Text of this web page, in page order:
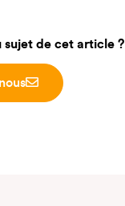
sujet de cet article ?